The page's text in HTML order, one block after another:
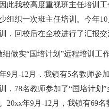
此我校高度重视班主任培训
组织一次班主任培训。今年
，回校后在全校进行了汇报
实“国培计划”远程培训工
-12月，我镇有5名教师参加
，78名教师参加了“国培计划
20xx年9月-12月，我镇有69